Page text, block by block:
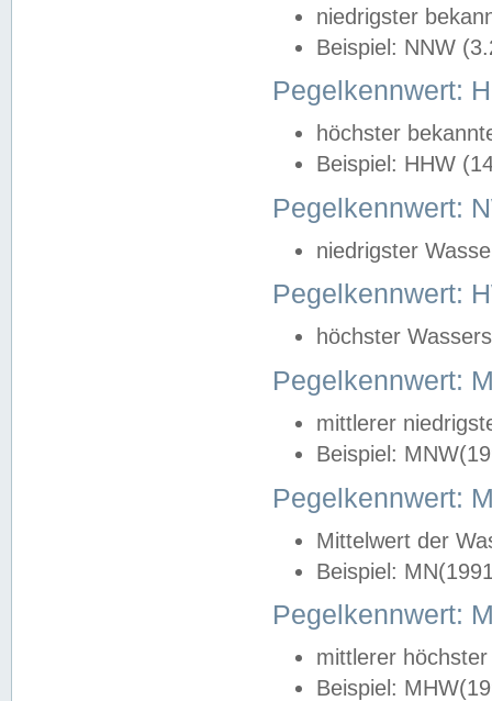
niedrigster
Beispiel: NNW
Pegelkennwert:
höchster
Beispiel: HHW
Pegelkennwert:
niedrigster
Pegelkennwert:
höchster
Pegelkennwert:
mittlerer
Beispiel:
Pegelkennwert:
Mittelwert der
Beispiel:
Pegelkennwert:
mittlerer
Beispiel: